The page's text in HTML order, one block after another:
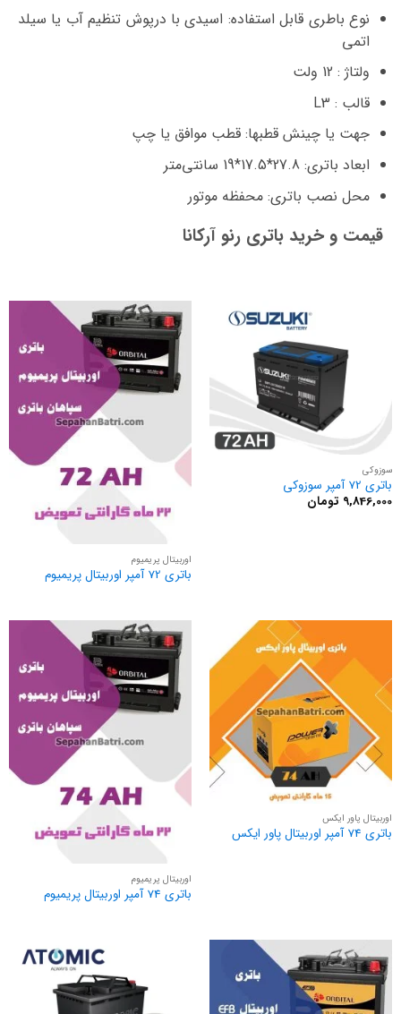
نوع باطری قابل استفاده: اسیدی با درپوش تنظیم آب یا سیلد
اتمی
ولتاژ : 12 ولت
قالب : L3
جهت یا چینش قطبها: قطب موافق یا چپ
ابعاد باتری: 27.8*17.5*19 سانتی‌متر
محل نصب باتری: محفظه موتور
قیمت و خرید باتری رنو آرکانا
سوزوکی
باتری 72 آمپر سوزوکی
9,846,000 تومان
اوربیتال پریمیوم
باتری 72 آمپر اوربیتال پریمیوم
اوربیتال پاور ایکس
باتری 74 آمپر اوربیتال پاور ایکس
اوربیتال پریمیوم
باتری 74 آمپر اوربیتال پریمیوم